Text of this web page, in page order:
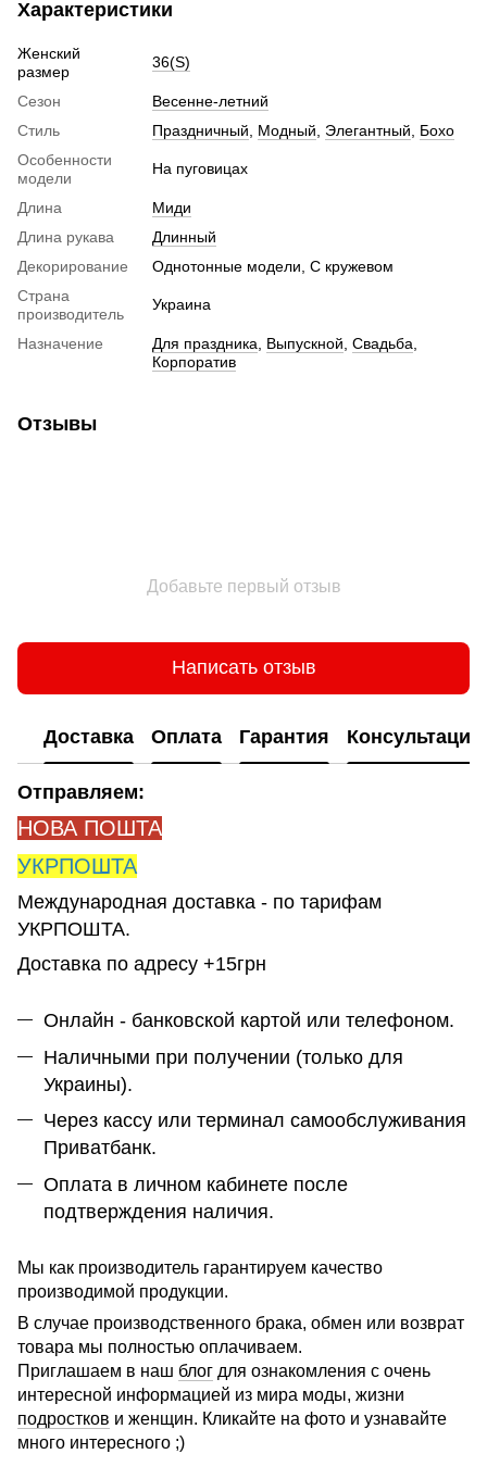
Характеристики
Женский
размер
36(S)
Сезон
Весенне-летний
Стиль
Праздничный Модный Элегантный
Бохо
Особенности
модели
На пуговицах
Длина
Миди
Длина рукава
Длинный
Декорирование
Однотонные модели, С кружевом
Страна
производитель
Украина
Назначение Для праздника Выпускной Свадьба
Корпоратив
Отзывы
Добавьте первый отзыв
Написать отзыв
Доставка Оплата Гарантия Консультация
Отправляем:
НОВА ПОШТА
УКРПОШТА
Международная доставка - по тарифам
УКРПОШТА.
Доставка по адресу +15грн
Онлайн - банковской картой или телефоном.
Наличными при получении (только для
Украины).
Через кассу или терминал самообслуживания
Приватбанк.
Оплата в личном кабинете после
подтверждения наличия.
Мы как производитель гарантируем качество
производимой продукции.
В случае производственного брака, обмен или возврат
товара мы полностью оплачиваем.
Приглашаем в наш блог для ознакомления с очень
интересной информацией из мира моды, жизни
подростков и женщин. Кликайте на фото и узнавайте
много интересного ;)